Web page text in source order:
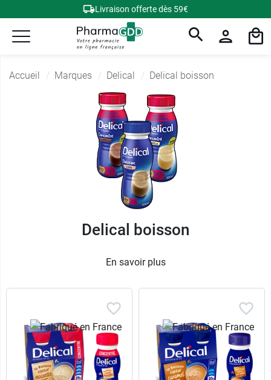
Livraison offerte dès 59€
Accueil Marques Delical Delical boisson
Delical boisson
En savoir plus